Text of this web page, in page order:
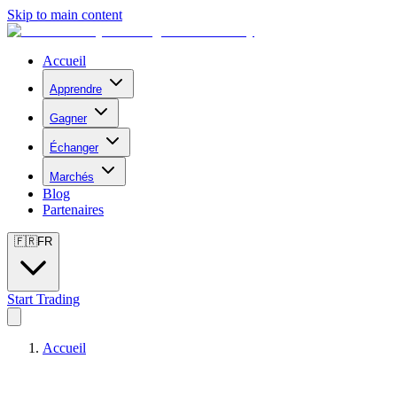
Skip to main content
Accueil
Apprendre
Gagner
Échanger
Marchés
Blog
Partenaires
🇫🇷FR
Start Trading
Accueil